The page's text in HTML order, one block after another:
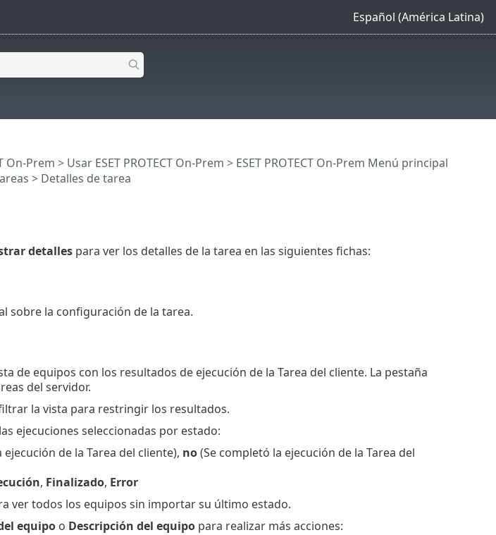
Español (América Latina)
On-Prem > Usar ESET PROTECT On-Prem > ESET PROTECT On-Prem Menú principal
> Detalles de tarea
detallespara ver los detalles de la tarea en las siguientes fichas:
sobre la configuración de la tarea.
de equipos con los resultados de ejecución de la Tarea del cliente. La pestaña
del servidor.
la vista para restringir los resultados.
ejecuciones seleccionadas por estado:
de la Tarea del cliente), no(Se completó la ejecución de la Tarea del
, Finalizado, Error
ver todos los equipos sin importar su último estado.
equipoo Descripción del equipopara realizar más acciones: